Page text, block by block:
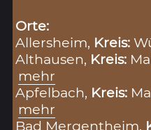
Orte:
Allersheim, Kreis:
Althausen, Kreis:
mehr
Apfelbach, Kreis:
mehr
Bad Mergentheim,